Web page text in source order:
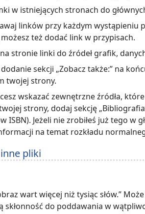
w istniejących stronach do
linków przy każdym wystąpieniu
też dodać link w przypisach.
stronie linki do źródeł grafik,
dodanie sekcji „Zobacz także:” na
twojej strony.
wskazać zewnętrzne źródła,
strony, dodaj sekcję
ISBN). Jeżeli nie zrobiłeś już tego w
na temat rozkładu
pliki
wart więcej niż tysiąc słów.”
skłonność do poddawania w